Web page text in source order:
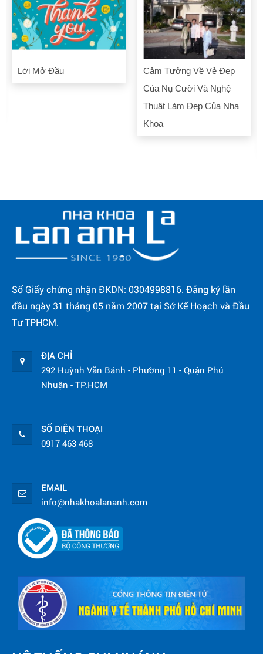
Lời Mở Đầu
Cảm Tưởng Về Vẻ Đẹp
Của Nụ Cười Và Nghệ
Thuật Làm Đẹp Của Nha
Khoa
Số Giấy chứng nhận ĐKDN: 0304998816. Đăng ký lần
đầu ngày 31 tháng 05 năm 2007 tại Sở Kế Hoạch và Đầu
Tư TPHCM.
ĐỊA CHỈ
292 Huỳnh Văn Bánh - Phường 11 - Quận Phú
Nhuận - TP.HCM
SỐ ĐIỆN THOẠI
0917 463 468
EMAIL
info@nhakhoalananh.com